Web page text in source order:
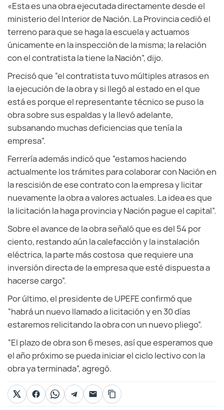
«Esta es una obra ejecutada directamente desde el
ministerio del Interior de Nación. La Provincia cedió el
terreno para que se haga la escuela y actuamos
únicamente en la inspección de la misma; la relación
con el contratista la tiene la Nación”, dijo.
Precisó que “el contratista tuvo múltiples atrasos en
la ejecución de la obra y si llegó al estado en el que
está es porque el representante técnico se puso la
obra sobre sus espaldas y la llevó adelante,
subsanando muchas deficiencias que tenía la
empresa”.
Ferrería además indicó que “estamos haciendo
actualmente los trámites para colaborar con Nación en
la rescisión de ese contrato con la empresa y licitar
nuevamente la obra a valores actuales. La idea es que
la licitación la haga provincia y Nación pague el capital”.
Sobre el avance de la obra señaló que es del 54 por
ciento, restando aún la calefacción y la instalación
eléctrica, la parte más costosa que requiere una
inversión directa de la empresa que esté dispuesta a
hacerse cargo”.
Por último, el presidente de UPEFE confirmó que
“habrá un nuevo llamado a licitación y en 30 días
estaremos relicitando la obra con un nuevo pliego”.
“El plazo de obra son 6 meses, así que esperamos que
el año próximo se pueda iniciar el ciclo lectivo con la
obra ya terminada”, agregó.